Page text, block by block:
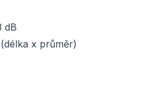
dB
x průměr)